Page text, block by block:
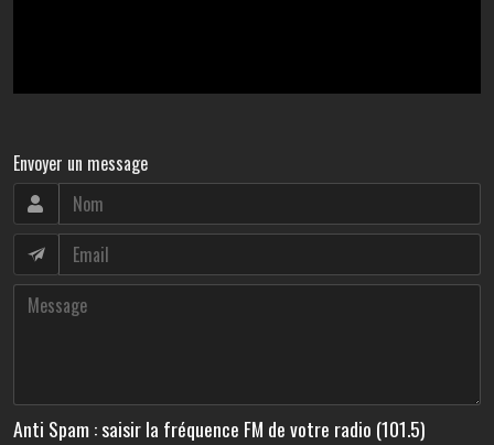
Envoyer un message
Anti Spam : saisir la fréquence FM de votre radio (101.5)